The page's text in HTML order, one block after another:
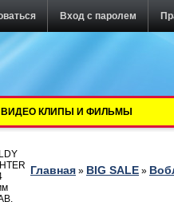
Вход с паролем
ВИДЕО КЛИПЫ И ФИЛЬМЫ
Главная » BIG SALE »